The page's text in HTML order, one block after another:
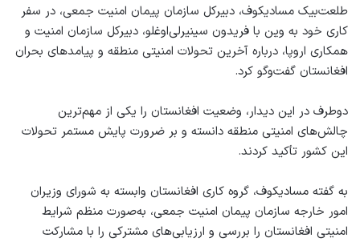
طلعت‌بیک مسادیکوف، دبیرکل سازمان پیمان امنیت جمعی، در سفر
کاری خود به وین با فریدون سینیرلی‌اوغلو، دبیرکل سازمان امنیت و
همکاری اروپا، درباره آخرین تحولات امنیتی منطقه و پیامدهای بحران
افغانستان گفت‌وگو کرد.
دوطرف در این دیدار، وضعیت افغانستان را یکی از مهم‌ترین
چالش‌های امنیتی منطقه دانسته و بر ضرورت پایش مستمر تحولات
این کشور تأکید کردند.
به گفته مسادیکوف، گروه کاری افغانستان وابسته به شورای وزیران
امور خارجه سازمان پیمان امنیت جمعی، به‌صورت منظم شرایط
امنیتی افغانستان را بررسی و ارزیابی‌های مشترکی را با مشارکت